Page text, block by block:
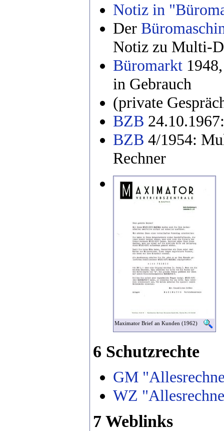
Notiz in
Der
Notiz zu Multi-
Büromarkt
in Gebrauch
(private
BZB
BZB 4/1954:
Rechner
Maximator Brief an Kunden (1962)
6 Schutzrechte
GM
WZ
7 Weblinks